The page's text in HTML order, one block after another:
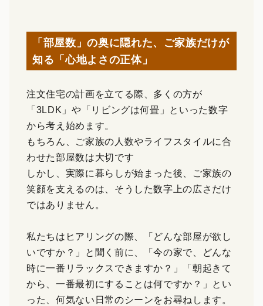
「部屋数」の奥に隠れた、ご家族だけが
知る「心地よさの正体」
注文住宅の計画を立てる際、多くの方が
「3LDK」や「リビングは何畳」といった数字
から考え始めます。
もちろん、ご家族の人数やライフスタイルに合
わせた部屋数は大切です
しかし、実際に暮らしが始まった後、ご家族の
笑顔を支えるのは、そうした数字上の広さだけ
ではありません。
私たちはヒアリングの際、「どんな部屋が欲し
いですか？」と聞く前に、「今の家で、どんな
時に一番リラックスできますか？」「朝起きて
から、一番最初にすることは何ですか？」とい
った、何気ない日常のシーンをお尋ねします。